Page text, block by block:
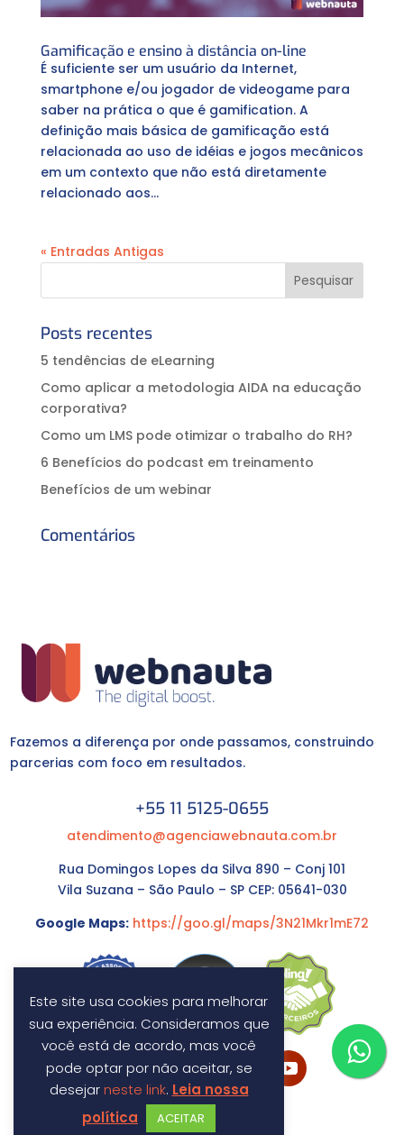
Gamificação e ensino à distância on-line
É suficiente ser um usuário da Internet,
smartphone e/ou jogador de videogame para
saber na prática o que é gamification. A
definição mais básica de gamificação está
relacionada ao uso de idéias e jogos mecânicos
em um contexto que não está diretamente
relacionado aos...
« Entradas Antigas
Posts recentes
5 tendências de eLearning
Como aplicar a metodologia AIDA na educação
corporativa?⠀
Como um LMS pode otimizar o trabalho do RH?
6 Benefícios do podcast em treinamento
Benefícios de um webinar
Comentários
Fazemos a diferença por onde passamos, construindo
parcerias com foco em resultados.
+55 11 5125-0655
atendimento@agenciawebnauta.com.br
Rua Domingos Lopes da Silva 890 – Conj 101
Vila Suzana – São Paulo – SP CEP: 05641-030
Google Maps: https://goo.gl/maps/3N21Mkr1mE72
Este site usa cookies para melhorar
sua experiência. Consideramos que
você está de acordo, mas você
pode optar por não aceitar, se
desejarneste link. Leia nossa
política
ACEITAR